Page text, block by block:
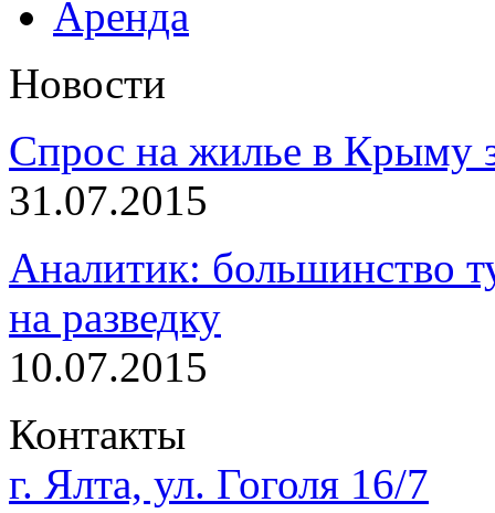
Аренда
Новости
Спрос на жилье в Крыму
31.07.2015
Аналитик: большинство
на разведку
10.07.2015
Контакты
г. Ялта, ул. Гоголя 16/7